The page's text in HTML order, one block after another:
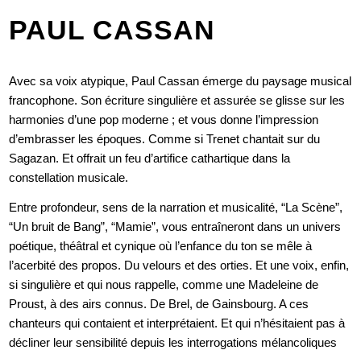
PAUL CASSAN
Avec sa voix atypique, Paul Cassan émerge du paysage musical
francophone. Son écriture singulière et assurée se glisse sur les
harmonies d’une pop moderne ; et vous donne l’impression
d’embrasser les époques. Comme si Trenet chantait sur du
Sagazan. Et offrait un feu d’artifice cathartique dans la
constellation musicale.
Entre profondeur, sens de la narration et musicalité, “La Scène”,
“Un bruit de Bang”, “Mamie”, vous entraîneront dans un univers
poétique, théâtral et cynique où l’enfance du ton se mêle à
l’acerbité des propos. Du velours et des orties. Et une voix, enfin,
si singulière et qui nous rappelle, comme une Madeleine de
Proust, à des airs connus. De Brel, de Gainsbourg. A ces
chanteurs qui contaient et interprétaient. Et qui n’hésitaient pas à
décliner leur sensibilité depuis les interrogations mélancoliques